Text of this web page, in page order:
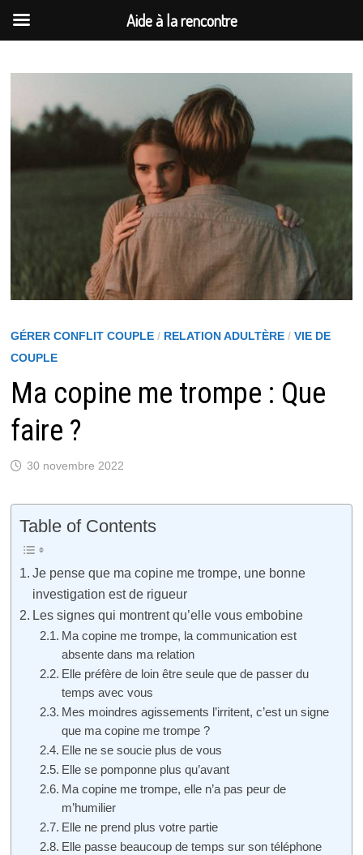
au
GÉRER CONFLIT COUPLE/ RELATION ADULTÈRE/ VIE DE
COUPLE
Ma copine me trompe : Que
faire ?
30 novembre 2022
Table of Contents
Je pense que ma copine me trompe, une bonne
investigation est de rigueur
Les signes qui montrent qu’elle vous embobine
Ma copine me trompe, la communication est
absente dans ma relation
Elle préfère de loin être seule que de passer du
temps avec vous
Mes moindres agissements l’irritent, c’est un signe
que ma copine me trompe ?
Elle ne se soucie plus de vous
Elle se pomponne plus qu’avant
Ma copine me trompe, elle n’a pas peur de
m’humilier
Elle ne prend plus votre partie
Elle passe beaucoup de temps sur son téléphone
Aide à la rencontre